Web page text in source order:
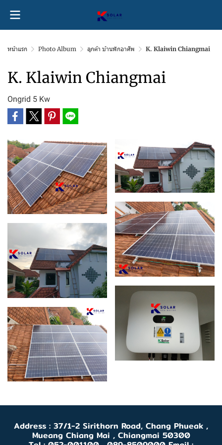
หน้าแรก Photo Album ลูกค้า บ้านพักอาศัพ K. Klaiwin Chiangmai
K. Klaiwin Chiangmai
Ongrid 5 Kw
Address : 37/1-2 Sirithorn Road, Chang Phueak ,
Mueang Chiang Mai , Chiangmai 50300